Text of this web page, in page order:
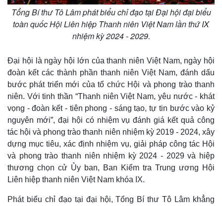
Tổng Bí thư Tô Lâm phát biểu chỉ đạo tại Đại hội đại biểu
toàn quốc Hội Liên hiệp Thanh niên Việt Nam lần thứ IX
nhiệm kỳ 2024 - 2029.
Đại hội là ngày hội lớn của thanh niên Việt Nam, ngày hội
đoàn kết các thành phần thanh niên Việt Nam, đánh dấu
bước phát triển mới của tổ chức Hội và phong trào thanh
niên. Với tinh thần “Thanh niên Việt Nam, yêu nước - khát
vọng - đoàn kết - tiên phong - sáng tạo, tự tin bước vào kỷ
nguyên mới”, đại hội có nhiệm vụ đánh giá kết quả công
tác hội và phong trào thanh niên nhiệm kỳ 2019 - 2024, xây
dựng mục tiêu, xác định nhiệm vụ, giải pháp công tác Hội
và phong trào thanh niên nhiệm kỳ 2024 - 2029 và hiệp
thương chọn cử Ủy ban, Ban Kiểm tra Trung ương Hội
Liên hiệp thanh niên Việt Nam khóa IX.
Phát biểu chỉ đạo tại đại hội, Tổng Bí thư Tô Lâm khẳng